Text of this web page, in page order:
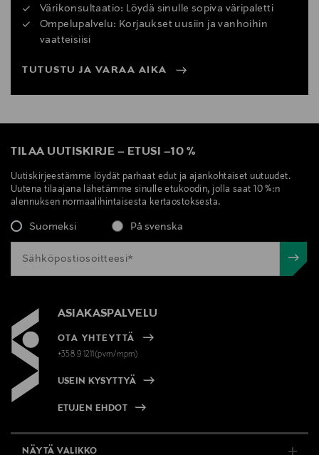
Värikonsultaatio: Löydä sinulle sopiva väripaletti
Ompelupalvelu: Korjaukset uusiin ja vanhoihin
vaatteisiisi
TUTUSTU JA VARAA AIKA
TILAA UUTISKIRJE – ETUSI –10 %
Uutiskirjeestämme löydät parhaat edut ja ajankohtaiset uutuudet.
Uutena tilaajana lähetämme sinulle etukoodin, jolla saat 10 %:n
alennuksen normaalihintaisesta kertaostoksesta.
Suomeksi På svenska
ASIAKASPALVELU
OTA YHTEYTTÄ
+358 9 1211(pvm/mpm)
USEIN KYSYTTYÄ
ETUJEN EHDOT
NÄYTÄ VALIKKO